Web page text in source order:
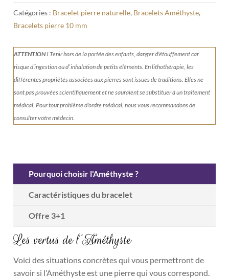
Catégories : Bracelet pierre naturelle, Bracelets Améthyste,
Bracelets pierre 10 mm
ATTENTION !Tenirhors de la portée des enfants, danger d'étouffement car
risque d’ingestion ou d’ inhalation de petits éléments.En lithothérapie, les
différentes propriétés associées aux pierres sont issues de traditions. Elles ne
sont pas prouvées scientifiquement et ne sauraient se substituer à un traitement
médical. Pour tout problème d'ordre médical, nous vous recommandons de
consulter votre médecin.
Pourquoi choisir l'Améthyste ?
Caractéristiques du bracelet
Offre 3+1
Les vertus de l’Améthyste
Voici des situations concrètes qui vous permettront de
savoir si l’Améthyste est une pierre qui vous correspond.